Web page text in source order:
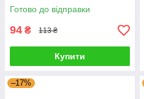
Готово до відправки
94 ₴ 113 ₴
Купити
–17%